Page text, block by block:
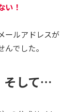
い！
ールアドレスが
でした。
そして…